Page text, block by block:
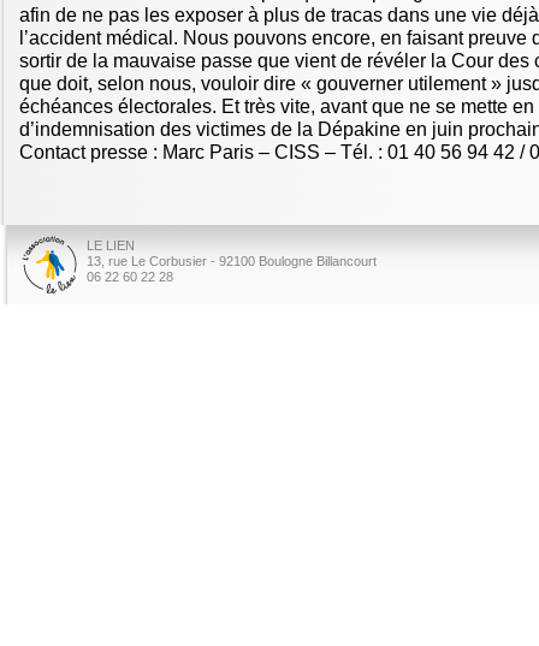
afin de ne pas les exposer à plus de tracas dans une vie
l’accident médical. Nous pouvons encore, en faisant preuve
sortir de la mauvaise passe que vient de révéler la Cour des
que doit, selon nous, vouloir dire « gouverner utilement »
échéances électorales. Et très vite, avant que ne se mette
d’indemnisation des victimes de la Dépakine en juin
Contact presse : Marc Paris – CISS – Tél. : 01 40 56 94 42 /
LE LIEN
13, rue Le Corbusier - 92100 Boulogne Billancourt
06 22 60 22 28